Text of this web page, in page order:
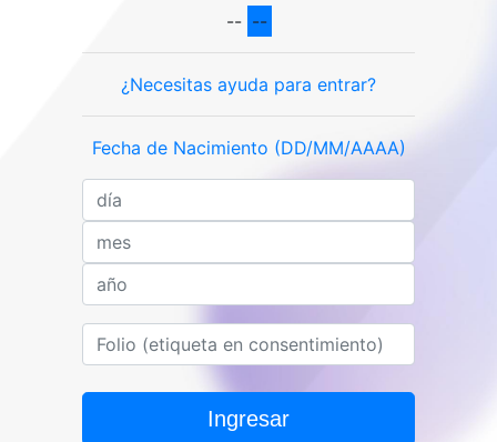
-- --
¿Necesitas ayuda para entrar?
Fecha de Nacimiento (DD/MM/AAAA)
Ingresar